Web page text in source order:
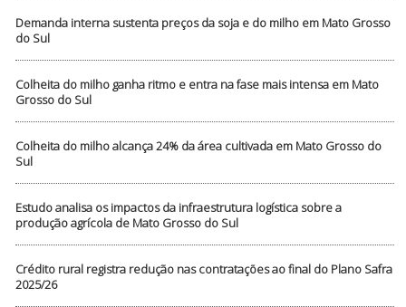
Demanda interna sustenta preços da soja e do milho em Mato Grosso
do Sul
Colheita do milho ganha ritmo e entra na fase mais intensa em Mato
Grosso do Sul
Colheita do milho alcança 24% da área cultivada em Mato Grosso do
Sul
Estudo analisa os impactos da infraestrutura logística sobre a
produção agrícola de Mato Grosso do Sul
Crédito rural registra redução nas contratações ao final do Plano Safra
2025/26